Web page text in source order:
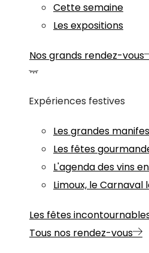
Cette semaine
Les expositions
Nos grands rendez-vous
Expériences festives
Les grandes
Les fêtes
L'agenda des vins
Limoux, le Carnaval
Les fêtes
Tous nos rendez-vous